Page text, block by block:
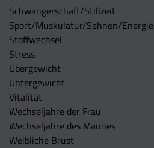
Schwangerschaft/Stillzeit
Sport/Muskulatur/Sehnen/Energie
Stoffwechsel
Stress
Übergewicht
Untergewicht
Vitalität
Wechseljahre der Frau
Wechseljahre des Mannes
Weibliche Brust